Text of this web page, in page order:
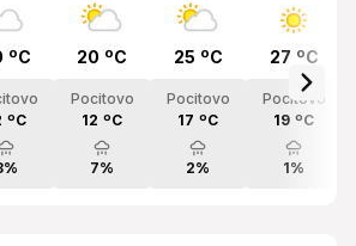
ºC
ºC
20 ºC
Pocitovo
12 ºC
7%
25 ºC
Pocitovo
17 ºC
2%
27 ºC
Pocitovo
19 ºC
1%